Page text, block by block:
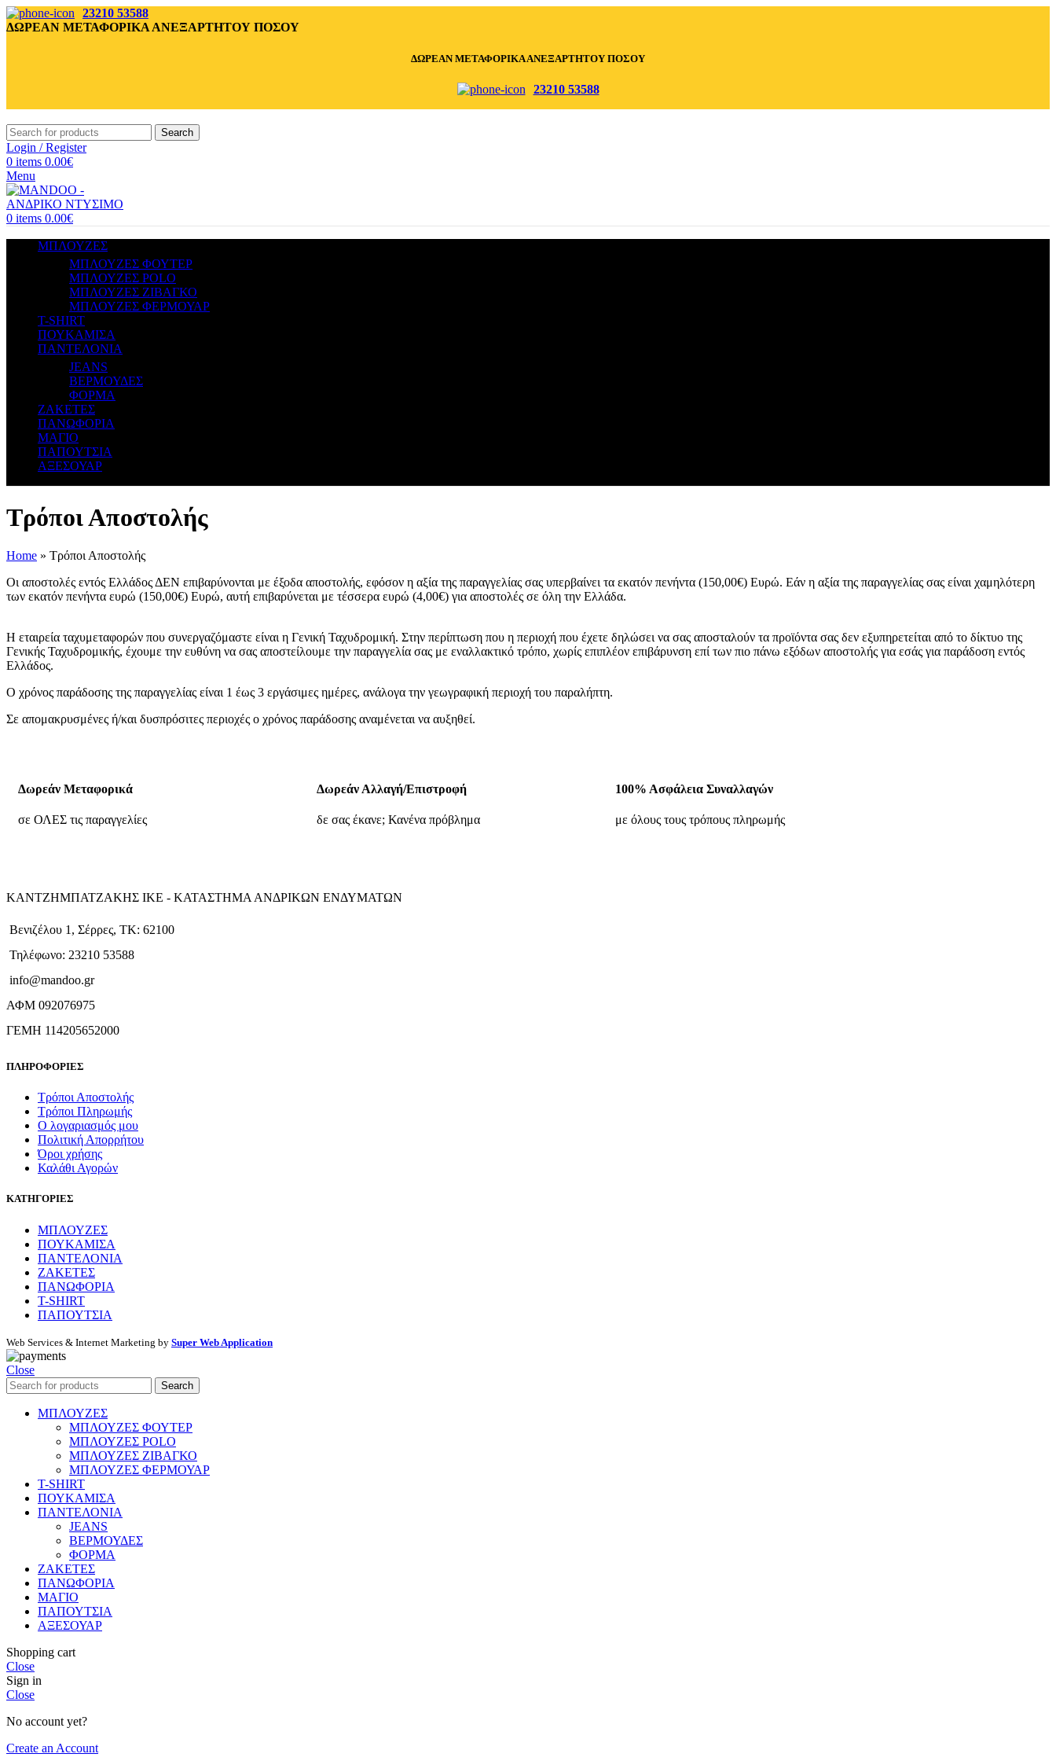
23210 53588
ΔΩΡΕΑΝ ΜΕΤΑΦΟΡΙΚΑ ΑΝΕΞΑΡΤΗΤΟΥ ΠΟΣΟΥ
ΔΩΡΕΑΝ ΜΕΤΑΦΟΡΙΚΑ ΑΝΕΞΑΡΤΗΤΟΥ ΠΟΣΟΥ
23210 53588
Search
Login / Register
0 items 0.00€
Menu
0 items 0.00€
ΜΠΛΟΥΖΕΣ
ΜΠΛΟΥΖΕΣ ΦΟΥΤΕΡ
ΜΠΛΟΥΖΕΣ POLO
ΜΠΛΟΥΖΕΣ ΖΙΒΑΓΚΟ
ΜΠΛΟΥΖΕΣ ΦΕΡΜΟΥΑΡ
T-SHIRT
ΠΟΥΚΑΜΙΣΑ
ΠΑΝΤΕΛΟΝΙΑ
JEANS
ΒΕΡΜΟΥΔΕΣ
ΦΟΡΜΑ
ΖΑΚΕΤΕΣ
ΠΑΝΩΦΟΡΙΑ
ΜΑΓΙΟ
ΠΑΠΟΥΤΣΙΑ
ΑΞΕΣΟΥΑΡ
Τρόποι Αποστολής
Home » Τρόποι Αποστολής
Οι αποστολές εντός Ελλάδος ΔΕΝ επιβαρύνονται με έξοδα αποστολής, εφόσον η αξία της παραγγελίας σας υπερβαίνει τα εκατόν πενήντα (150,00€) Ευρώ. Εάν η αξία της παραγγελίας σας είναι χαμηλότερη
των εκατόν πενήντα ευρώ (150,00€) Ευρώ, αυτή επιβαρύνεται με τέσσερα ευρώ (4,00€) για αποστολές σε όλη την Ελλάδα.
Η εταιρεία ταχυμεταφορών που συνεργαζόμαστε είναι η Γενική Ταχυδρομική. Στην περίπτωση που η περιοχή που έχετε δηλώσει να σας αποσταλούν τα προϊόντα σας δεν εξυπηρετείται από το δίκτυο της
Γενικής Ταχυδρομικής, έχουμε την ευθύνη να σας αποστείλουμε την παραγγελία σας με εναλλακτικό τρόπο, χωρίς επιπλέον επιβάρυνση επί των πιο πάνω εξόδων αποστολής για εσάς για παράδοση εντός
Ελλάδος.
Ο χρόνος παράδοσης της παραγγελίας είναι 1 έως 3 εργάσιμες ημέρες, ανάλογα την γεωγραφική περιοχή του παραλήπτη.
Σε απομακρυσμένες ή/και δυσπρόσιτες περιοχές ο χρόνος παράδοσης αναμένεται να αυξηθεί.
Δωρεάν Μεταφορικά
σε ΟΛΕΣ τις παραγγελίες
Δωρεάν Αλλαγή/Επιστροφή
δε σας έκανε; Κανένα πρόβλημα
100% Ασφάλεια Συναλλαγών
με όλους τους τρόπους πληρωμής
ΚΑΝΤΖΗΜΠΑΤΖΑΚΗΣ ΙΚΕ - ΚΑΤΑΣΤΗΜΑ ΑΝΔΡΙΚΩΝ ΕΝΔΥΜΑΤΩΝ
Βενιζέλου 1, Σέρρες, ΤΚ: 62100
Τηλέφωνο: 23210 53588
info@mandoo.gr
ΑΦΜ 092076975
ΓΕΜΗ 114205652000
ΠΛΗΡΟΦΟΡΙΕΣ
Τρόποι Αποστολής
Τρόποι Πληρωμής
Ο λογαριασμός μου
Πολιτική Απορρήτου
Όροι χρήσης
Καλάθι Αγορών
ΚΑΤΗΓΟΡΙΕΣ
ΜΠΛΟΥΖΕΣ
ΠΟΥΚΑΜΙΣΑ
ΠΑΝΤΕΛΟΝΙΑ
ΖΑΚΕΤΕΣ
ΠΑΝΩΦΟΡΙΑ
T-SHIRT
ΠΑΠΟΥΤΣΙΑ
Web Services & Internet Marketing by Super Web Application
Close
Search
ΜΠΛΟΥΖΕΣ
ΜΠΛΟΥΖΕΣ ΦΟΥΤΕΡ
ΜΠΛΟΥΖΕΣ POLO
ΜΠΛΟΥΖΕΣ ΖΙΒΑΓΚΟ
ΜΠΛΟΥΖΕΣ ΦΕΡΜΟΥΑΡ
T-SHIRT
ΠΟΥΚΑΜΙΣΑ
ΠΑΝΤΕΛΟΝΙΑ
JEANS
ΒΕΡΜΟΥΔΕΣ
ΦΟΡΜΑ
ΖΑΚΕΤΕΣ
ΠΑΝΩΦΟΡΙΑ
ΜΑΓΙΟ
ΠΑΠΟΥΤΣΙΑ
ΑΞΕΣΟΥΑΡ
Shopping cart
Close
Sign in
Close
No account yet?
Create an Account